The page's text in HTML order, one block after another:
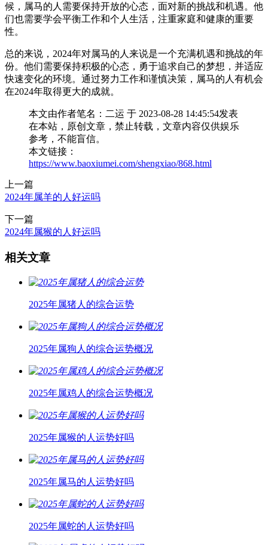
候，属马的人需要保持开放的心态，面对新的挑战和机遇。他
们也需要学会平衡工作和个人生活，注重家庭和健康的重要
性。
总的来说，2024年对属马的人来说是一个充满机遇和挑战的年
份。他们需要保持积极的心态，勇于追求自己的梦想，并适应
快速变化的环境。通过努力工作和谨慎决策，属马的人有机会
在2024年取得更大的成就。
本文由作者笔名：二运 于 2023-08-28 14:45:54发表
在本站，原创文章，禁止转载，文章内容仅供娱乐
参考，不能盲信。
本文链接：
https://www.baoxiumei.com/shengxiao/868.html
上一篇
2024年属羊的人好运吗
下一篇
2024年属猴的人好运吗
相关文章
2025年属猪人的综合运势
2025年属狗人的综合运势概况
2025年属鸡人的综合运势概况
2025年属猴的人运势好吗
2025年属马的人运势好吗
2025年属蛇的人运势好吗